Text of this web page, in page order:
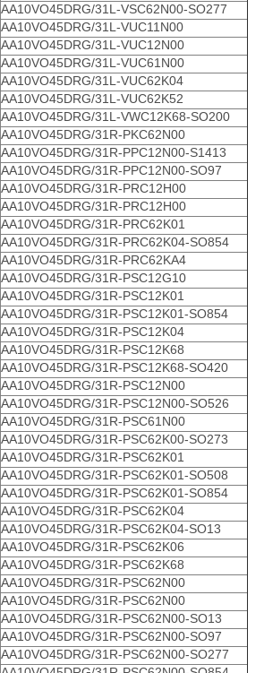
AA10VO45DRG/31L-VSC62N00-SO277
AA10VO45DRG/31L-VUC11N00
AA10VO45DRG/31L-VUC12N00
AA10VO45DRG/31L-VUC61N00
AA10VO45DRG/31L-VUC62K04
AA10VO45DRG/31L-VUC62K52
AA10VO45DRG/31L-VWC12K68-SO200
AA10VO45DRG/31R-PKC62N00
AA10VO45DRG/31R-PPC12N00-S1413
AA10VO45DRG/31R-PPC12N00-SO97
AA10VO45DRG/31R-PRC12H00
AA10VO45DRG/31R-PRC12H00
AA10VO45DRG/31R-PRC62K01
AA10VO45DRG/31R-PRC62K04-SO854
AA10VO45DRG/31R-PRC62KA4
AA10VO45DRG/31R-PSC12G10
AA10VO45DRG/31R-PSC12K01
AA10VO45DRG/31R-PSC12K01-SO854
AA10VO45DRG/31R-PSC12K04
AA10VO45DRG/31R-PSC12K68
AA10VO45DRG/31R-PSC12K68-SO420
AA10VO45DRG/31R-PSC12N00
AA10VO45DRG/31R-PSC12N00-SO526
AA10VO45DRG/31R-PSC61N00
AA10VO45DRG/31R-PSC62K00-SO273
AA10VO45DRG/31R-PSC62K01
AA10VO45DRG/31R-PSC62K01-SO508
AA10VO45DRG/31R-PSC62K01-SO854
AA10VO45DRG/31R-PSC62K04
AA10VO45DRG/31R-PSC62K04-SO13
AA10VO45DRG/31R-PSC62K06
AA10VO45DRG/31R-PSC62K68
AA10VO45DRG/31R-PSC62N00
AA10VO45DRG/31R-PSC62N00
AA10VO45DRG/31R-PSC62N00-SO13
AA10VO45DRG/31R-PSC62N00-SO97
AA10VO45DRG/31R-PSC62N00-SO277